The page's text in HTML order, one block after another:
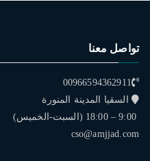
تواصل معنا
00966594362911
السقيا المدينة المنورة
9:00 – 18:00 (السبت-الخميس)
cso@amjjad.com